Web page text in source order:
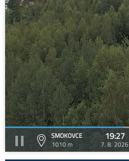
SMOKOVCE
1010 m
19:27
7. 8. 2026